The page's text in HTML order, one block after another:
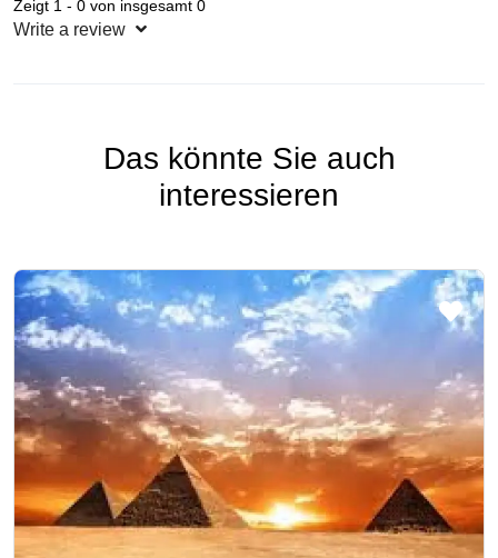
Zeigt 1 - 0 von insgesamt 0
Write a review
Das könnte Sie auch
interessieren